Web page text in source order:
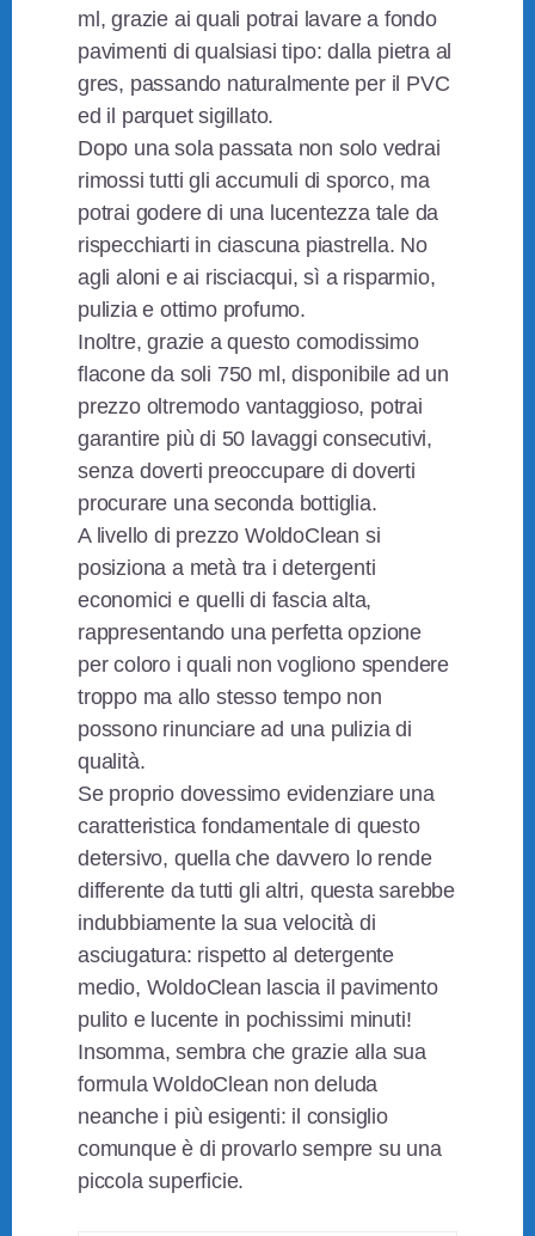
ml, grazie ai quali potrai lavare a fondo
pavimenti di qualsiasi tipo: dalla pietra al
gres, passando naturalmente per il PVC
ed il parquet sigillato.
Dopo una sola passata non solo vedrai
rimossi tutti gli accumuli di sporco, ma
potrai godere di una lucentezza tale da
rispecchiarti in ciascuna piastrella. No
agli aloni e ai risciacqui, sì a risparmio,
pulizia e ottimo profumo.
Inoltre, grazie a questo comodissimo
flacone da soli 750 ml, disponibile ad un
prezzo oltremodo vantaggioso, potrai
garantire più di 50 lavaggi consecutivi,
senza doverti preoccupare di doverti
procurare una seconda bottiglia.
A livello di prezzo WoldoClean si
posiziona a metà tra i detergenti
economici e quelli di fascia alta,
rappresentando una perfetta opzione
per coloro i quali non vogliono spendere
troppo ma allo stesso tempo non
possono rinunciare ad una pulizia di
qualità.
Se proprio dovessimo evidenziare una
caratteristica fondamentale di questo
detersivo, quella che davvero lo rende
differente da tutti gli altri, questa sarebbe
indubbiamente la sua velocità di
asciugatura: rispetto al detergente
medio, WoldoClean lascia il pavimento
pulito e lucente in pochissimi minuti!
Insomma, sembra che grazie alla sua
formula WoldoClean non deluda
neanche i più esigenti: il consiglio
comunque è di provarlo sempre su una
piccola superficie.